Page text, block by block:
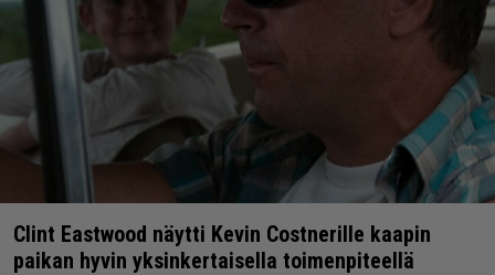
Clint Eastwood näytti Kevin Costnerille kaapin
paikan hyvin yksinkertaisella toimenpiteellä